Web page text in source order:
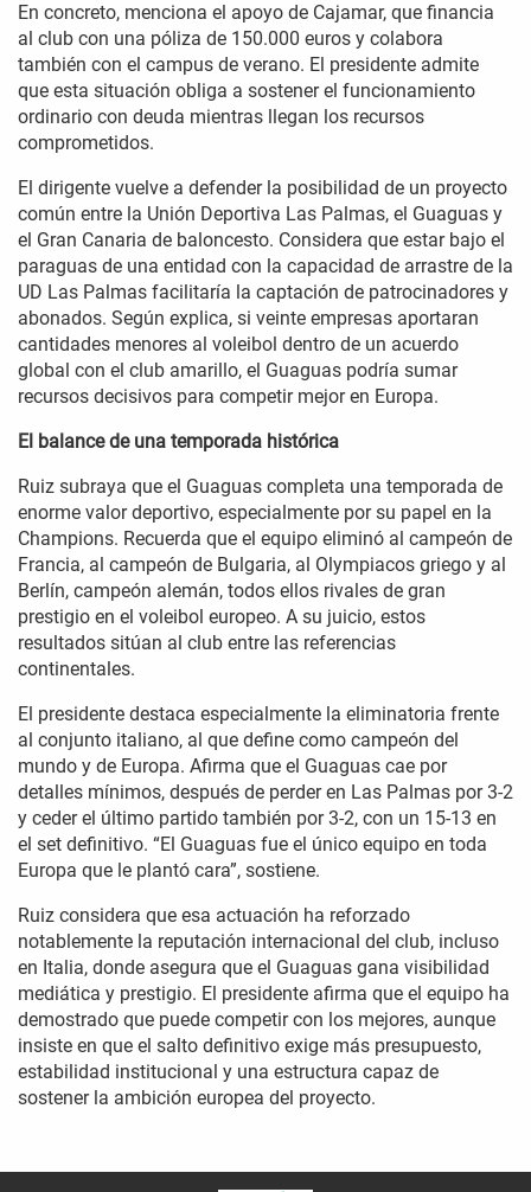
En concreto, menciona el apoyo de Cajamar, que financia
al club con una póliza de 150.000 euros y colabora
también con el campus de verano. El presidente admite
que esta situación obliga a sostener el funcionamiento
ordinario con deuda mientras llegan los recursos
comprometidos.
El dirigente vuelve a defender la posibilidad de un proyecto
común entre la Unión Deportiva Las Palmas, el Guaguas y
el Gran Canaria de baloncesto. Considera que estar bajo el
paraguas de una entidad con la capacidad de arrastre de la
UD Las Palmas facilitaría la captación de patrocinadores y
abonados. Según explica, si veinte empresas aportaran
cantidades menores al voleibol dentro de un acuerdo
global con el club amarillo, el Guaguas podría sumar
recursos decisivos para competir mejor en Europa.
El balance de una temporada histórica
Ruiz subraya que el Guaguas completa una temporada de
enorme valor deportivo, especialmente por su papel en la
Champions. Recuerda que el equipo eliminó al campeón de
Francia, al campeón de Bulgaria, al Olympiacos griego y al
Berlín, campeón alemán, todos ellos rivales de gran
prestigio en el voleibol europeo. A su juicio, estos
resultados sitúan al club entre las referencias
continentales.
El presidente destaca especialmente la eliminatoria frente
al conjunto italiano, al que define como campeón del
mundo y de Europa. Afirma que el Guaguas cae por
detalles mínimos, después de perder en Las Palmas por 3-2
y ceder el último partido también por 3-2, con un 15-13 en
el set definitivo. “El Guaguas fue el único equipo en toda
Europa que le plantó cara”, sostiene.
Ruiz considera que esa actuación ha reforzado
notablemente la reputación internacional del club, incluso
en Italia, donde asegura que el Guaguas gana visibilidad
mediática y prestigio. El presidente afirma que el equipo ha
demostrado que puede competir con los mejores, aunque
insiste en que el salto definitivo exige más presupuesto,
estabilidad institucional y una estructura capaz de
sostener la ambición europea del proyecto.